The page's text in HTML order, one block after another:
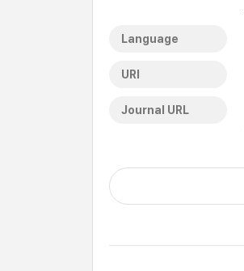
Language
URI
Journal URL